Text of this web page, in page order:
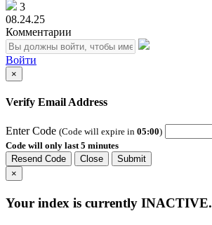
3
08.24.25
Комментарии
Войти
×
Verify Email Address
Enter Code (Code will expire in 05:00)
Code will only last 5 minutes
Resend Code
Close
Submit
×
Your index is currently INACTIVE.